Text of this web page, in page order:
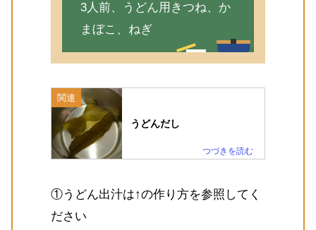
3人前、うどん用きつね、か
まぼこ、ねぎ
関連
うどんだし
①うどん出汁は↑の作り方を参照してく
ださい